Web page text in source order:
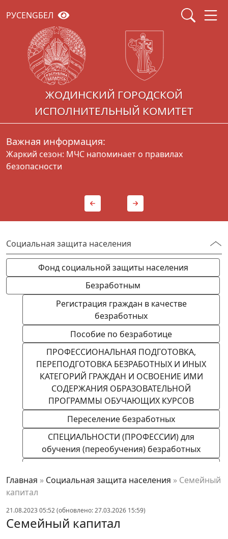
РУСENGБЕЛ
ЖОДИНСКИЙ ГОРОДСКОЙ
ИСПОЛНИТЕЛЬНЫЙ КОМИТЕТ
Важная информация:
Жаркий сезон: МЧС напоминает о правилах
безопасности
Главная » Социальная защита населения » Семейный
капитал
21.08.2023 05:52 (обновлено: 27.03.2026 15:59)
Семейный капитал
Социальная защита населения
Фонд социальной защиты населения
Безработным
Регистрация граждан в качестве
безработных
Пособие по безработице
ПРОФЕССИОНАЛЬНАЯ ПОДГОТОВКА,
ПЕРЕПОДГОТОВКА БЕЗРАБОТНЫХ И ИНЫХ
КАТЕГОРИЙ ГРАЖДАН И ОСВОЕНИЕ ИМИ
СОДЕРЖАНИЯ ОБРАЗОВАТЕЛЬНОЙ
ПРОГРАММЫ ОБУЧАЮЩИХ КУРСОВ
Переселение безработных
СПЕЦИАЛЬНОСТИ (ПРОФЕССИИ) для
обучения (переобучения) безработных
«Приобретение опыта практической работы
Адаптация к трудовой дейтельности лиц,